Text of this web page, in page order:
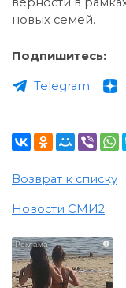
новых семей.
Подпишитесь:
Telegram
Возврат к списку
Новости СМИ2
i